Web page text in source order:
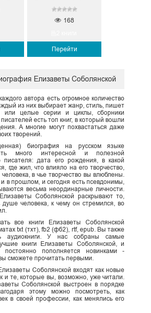
Перейти
168
Елизаветы Соболянской
автора есть огромное количество
из них выбирает жанр, стиль, пишет
или целые серии и циклы, сборники
есть топ книг, в который вошли
А многие могут похвастаться даже
творений.
биография на русском языке
много интересной и полезной
дата его рождения, в какой
где жил, что влияло на его творчество,
в чье творчество вы влюблены.
и в прошлом, и сегодня есть псевдонимы,
весьма неординарные личности.
Соболянской раскрывают то,
душе человека, к чему он стремился, во
все книги Елизаветы Соболянской
txt (тхт), fb2 (фб2), rtf, epub. Вы также
аудиокниги. У нас собраны самые
книги Елизаветы Соболянской, и
постоянно пополняется новинками -
сможете прочитать первыми.
Соболянской входят как новые
и те, которые вы, возможно, уже читали.
Соболянской выстроен в порядке
этому можно посмотреть, как
в своей профессии, как менялись его